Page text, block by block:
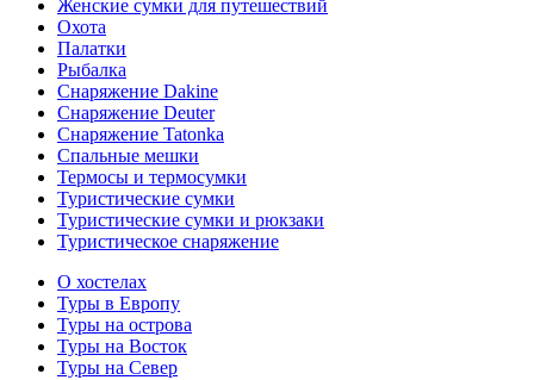
Женские сумки для путешествий
Охота
Палатки
Рыбалка
Снаряжение Dakine
Снаряжение Deuter
Снаряжение Tatonka
Спальные мешки
Термосы и термосумки
Туристические сумки
Туристические сумки и рюкзаки
Туристическое снаряжение
О хостелах
Туры в Европу
Туры на острова
Туры на Восток
Туры на Север